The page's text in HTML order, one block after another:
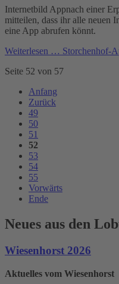
Internetbild Appnach einer
mitteilen, dass ihr alle neuen
eine App abrufen könnt.
Weiterlesen … Storchenhof-
Seite 52 von 57
Anfang
Zurück
49
50
51
52
53
54
55
Vorwärts
Ende
Neues aus den
Wiesenhorst 2026
Aktuelles vom Wiesenhorst